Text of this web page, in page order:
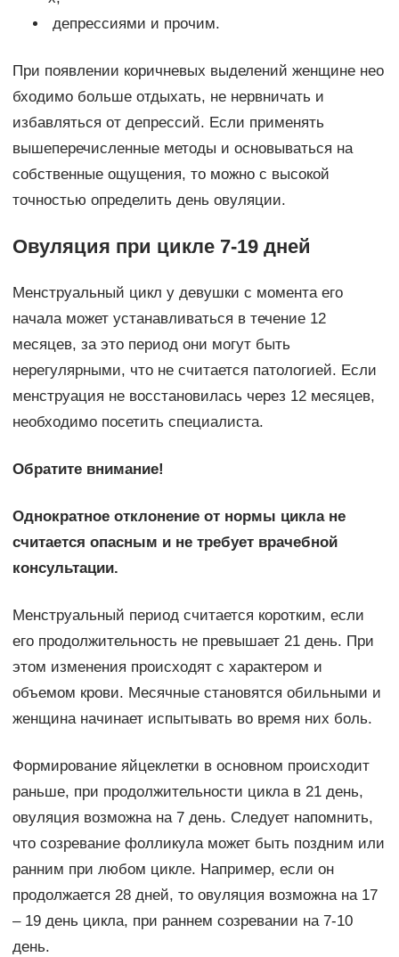
депрессиями и прочим.
При появлении коричневых выделений женщине нео
бходимо больше отдыхать, не нервничать и
избавляться от депрессий. Если применять
вышеперечисленные методы и основываться на
собственные ощущения, то можно с высокой
точностью определить день овуляции.
Овуляция при цикле 7-19 дней
Менструальный цикл у девушки с момента его
начала может устанавливаться в течение 12
месяцев, за это период они могут быть
нерегулярными, что не считается патологией. Если
менструация не восстановилась через 12 месяцев,
необходимо посетить специалиста.
Обратите внимание!
Однократное отклонение от нормы цикла не
считается опасным и не требует врачебной
консультации.
Менструальный период считается коротким, если
его продолжительность не превышает 21 день. При
этом изменения происходят с характером и
объемом крови. Месячные становятся обильными и
женщина начинает испытывать во время них боль.
Формирование яйцеклетки в основном происходит
раньше, при продолжительности цикла в 21 день,
овуляция возможна на 7 день. Следует напомнить,
что созревание фолликула может быть поздним или
ранним при любом цикле. Например, если он
продолжается 28 дней, то овуляция возможна на 17
– 19 день цикла, при раннем созревании на 7-10
день.